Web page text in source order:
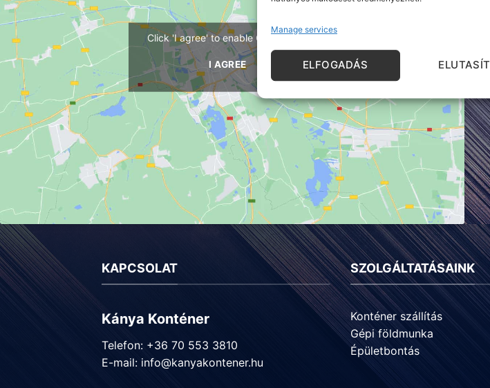
Manage services
ELFOGADÁS ELUTASÍT
Click 'I agree' to enable Google maps
I AGREE
KAPCSOLAT
Kánya Konténer
Telefon: +36 70 553 3810
E-mail: info@kanyakontener.hu
SZOLGÁLTATÁSAINK
Konténer szállítás
Gépi földmunka
Épületbontás